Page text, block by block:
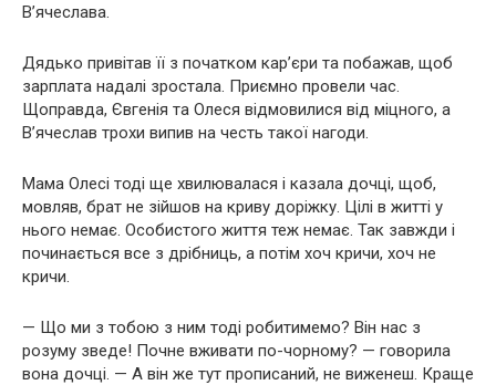
В’ячеслава.
Дядько привітав її з початком кар’єри та побажав, щоб
зарплата надалі зростала. Приємно провели час.
Щоправда, Євгенія та Олеся відмовилися від міцного, а
В’ячеслав трохи випив на честь такої нагоди.
Мама Олесі тоді ще хвилювалася і казала дочці, щоб,
мовляв, брат не зійшов на криву доріжку. Цілі в житті у
нього немає. Особистого життя теж немає. Так завжди і
починається все з дрібниць, а потім хоч кричи, хоч не
кричи.
— Що ми з тобою з ним тоді робитимемо? Він нас з
розуму зведе! Почне вживати по-чорному? — говорила
вона дочці. — А він же тут прописаний, не виженеш. Краще